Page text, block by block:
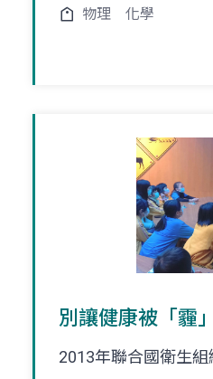
物理 化學
別讓健康被「霾
2013年聯合國衛生